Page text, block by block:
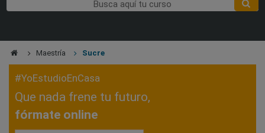
Maestría Sucre
#YoEstudioEnCasa
Que nada frene tu futuro,
fórmate online